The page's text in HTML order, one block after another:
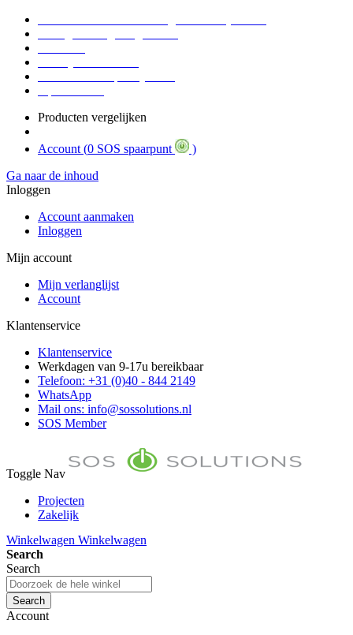
Producten vergelijken
Account (0 SOS spaarpunt
)
Ga naar de inhoud
Inloggen
Account aanmaken
Inloggen
Mijn account
Mijn verlanglijst
Account
Klantenservice
Klantenservice
Werkdagen van 9-17u bereikbaar
Telefoon: +31 (0)40 - 844 2149
WhatsApp
Mail ons: info@sossolutions.nl
SOS Member
Toggle Nav
Projecten
Zakelijk
Toon prijzen Incl. BTW
Toon prijzen Excl. BTW
Winkelwagen Winkelwagen
Search
Search
Search
Account